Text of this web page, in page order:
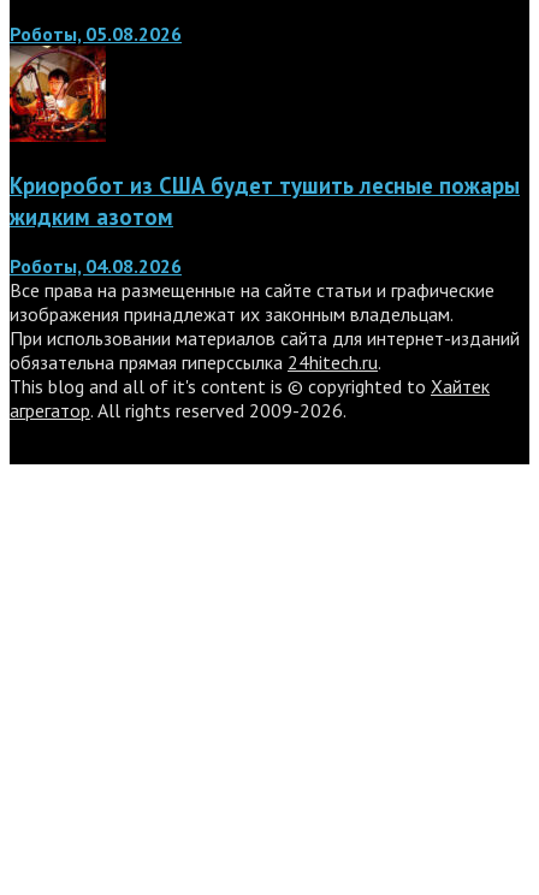
Роботы, 05.08.2026
Криоробот из США будет тушить лесные пожары
жидким азотом
Роботы, 04.08.2026
Все права на размещенные на сайте статьи и графические
изображения принадлежат их законным владельцам.
При использовании материалов сайта для интернет-изданий
обязательна прямая гиперссылка 24hitech.ru.
This blog and all of it's content is © copyrighted to Хайтек
агрегатор. All rights reserved 2009-2026.